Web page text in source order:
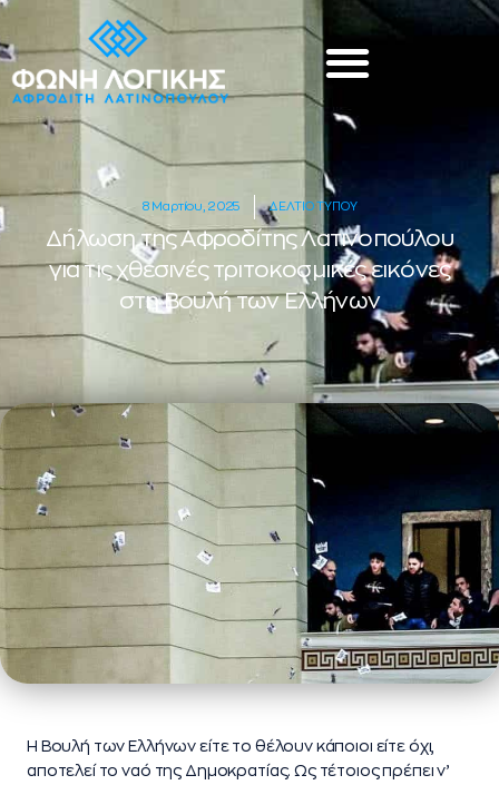
8 Μαρτίου, 2025 ΔΕΛΤΙΟ ΤΥΠΟΥ
Δήλωση της Αφροδίτης Λατινοπούλου
για τις χθεσινές τριτοκοσμικές εικόνες
στη Βουλή των Ελλήνων
H Βουλή των Ελλήνων είτε το θέλουν κάποιοι είτε όχι,
αποτελεί το ναό της Δημοκρατίας. Ως τέτοιος πρέπει ν’